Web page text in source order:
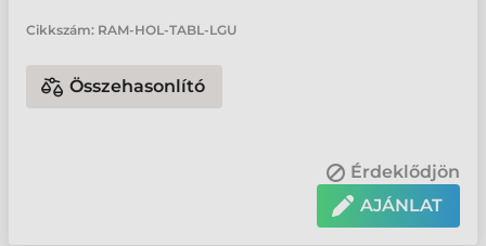
Cikkszám: RAM-HOL-TABL-LGU
Összehasonlító
Érdeklődjön
AJÁNLAT